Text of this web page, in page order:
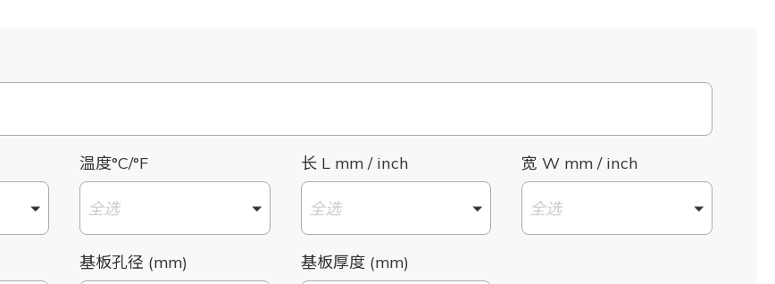
温度°C/°F
全选
长 L mm / inch
全选
宽 W mm / inch
全选
基板孔径 (mm) 基板厚度 (mm)